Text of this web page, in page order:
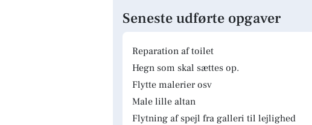
Seneste udførte opgaver
Reparation af toilet
Hegn som skal sættes op.
Flytte malerier osv
Male lille altan
Flytning af spejl fra galleri til lejlighed